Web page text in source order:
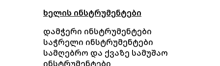
ხელის ინსტრუმენტები
დამჭერი ინსტრუმენტები
საჭრელი ინსტრუმენტები
სამღებრო და ქვაზე სამუშაო
ინსტრუმენტები